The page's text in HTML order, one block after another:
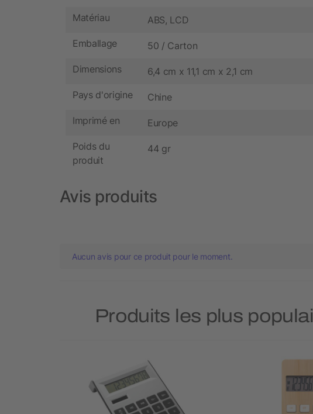
Matériau ABS, LCD
Emballage 50 / Carton
Dimensions 6,4 cm x 11,1 cm x 2,1 cm
Pays d'origine Chine
Imprimé en Europe
Poids du
produit
44 gr
Avis produits
Aucun avis pour ce produit pour le moment.
Produits les plus